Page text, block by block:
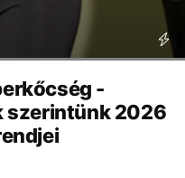
-
szerintünk 2026